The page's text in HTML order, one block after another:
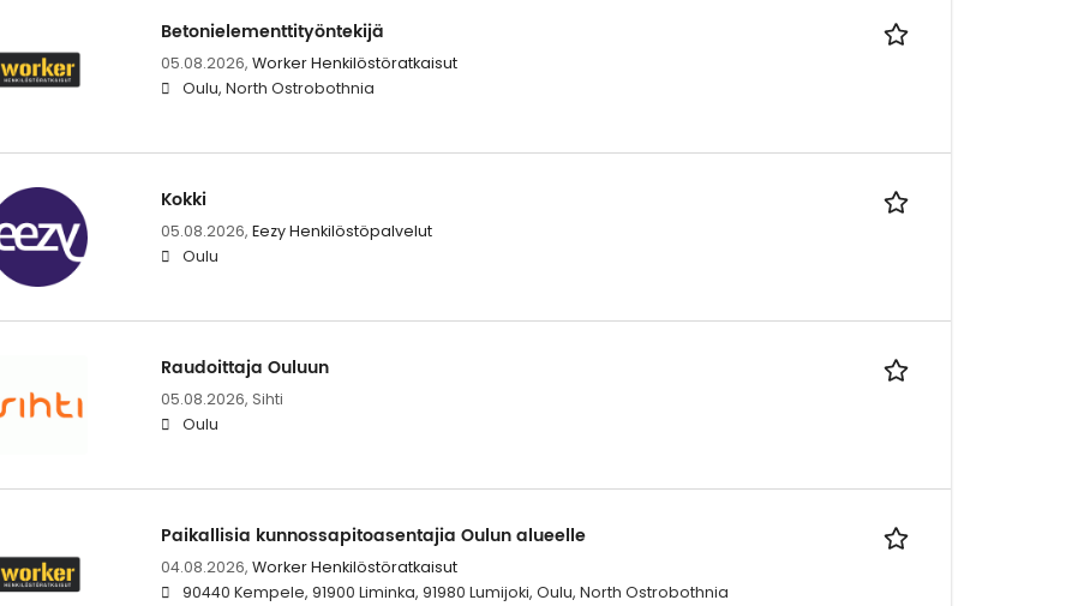
Betonielementtityöntekijä
05.08.2026, Worker Henkilöstöratkaisut
Oulu, North Ostrobothnia
Kokki
05.08.2026, Eezy Henkilöstöpalvelut
Oulu
Raudoittaja Ouluun
05.08.2026, Sihti
Oulu
Paikallisia kunnossapitoasentajia Oulun alueelle
04.08.2026, Worker Henkilöstöratkaisut
90440 Kempele, 91900 Liminka, 91980 Lumijoki, Oulu, North Ostrobothnia